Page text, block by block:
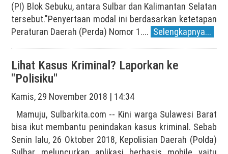
(PI) Blok Sebuku, antara Sulbar dan Kalimantan Selatan
tersebut."Penyertaan modal ini berdasarkan ketetapan
Peraturan Daerah (Perda) Nomor 1.... Selengkapnya...
Lihat Kasus Kriminal? Laporkan ke
"Polisiku"
Kamis, 29 November 2018 | 14:34
Mamuju, Sulbarkita.com -- Kini warga Sulawesi Barat
bisa ikut membantu penindakan kasus kriminal. Sebab
Senin lalu, 26 Oktober 2018, Kepolisian Daerah (Polda)